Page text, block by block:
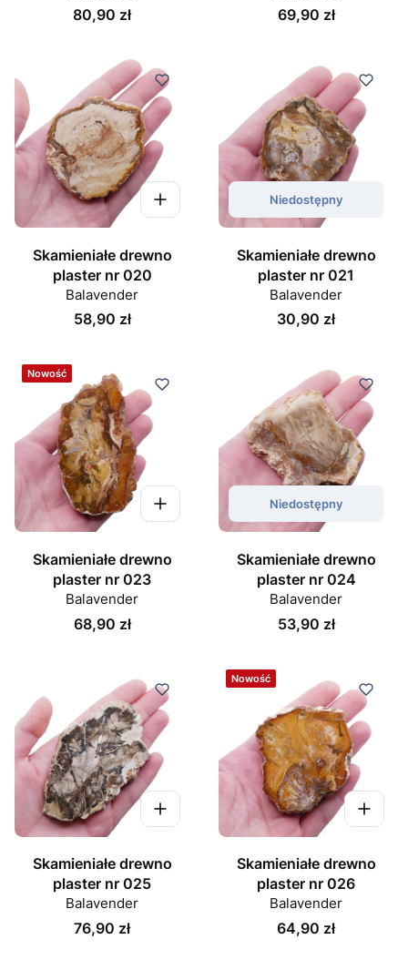
Cena
80,90 zł Cena
69,90 zł
Skamieniałe drewno
plaster nr 020
Balavender
Cena
58,90 zł
Niedostępny
Skamieniałe drewno
plaster nr 021
Balavender
Cena
30,90 zł
Nowość
Skamieniałe drewno
plaster nr 023
Balavender
Cena
68,90 zł
Niedostępny
Skamieniałe drewno
plaster nr 024
Balavender
Cena
53,90 zł
Skamieniałe drewno
plaster nr 025
Balavender
Cena
76,90 zł
Nowość
Skamieniałe drewno
plaster nr 026
Balavender
Cena
64,90 zł